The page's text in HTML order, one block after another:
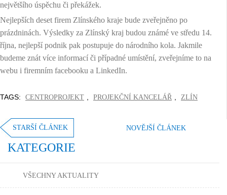
největšího úspěchu či překážek.
Nejlepších deset firem Zlínského kraje bude zveřejněno po
prázdninách. Výsledky za Zlínský kraj budou známé ve středu 14.
října, nejlepší podnik pak postupuje do národního kola. Jakmile
budeme znát více informací či případné umístění, zveřejníme to na
webu i firemním facebooku a LinkedIn.
TAGS: CENTROPROJEKT PROJEKČNÍ KANCELÁŘ ZLÍN
STARŠÍ ČLÁNEK NOVĚJŠÍ ČLÁNEK
KATEGORIE
VŠECHNY AKTUALITY